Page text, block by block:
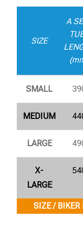
SIZE
A
SMALL
MEDIUM
LARGE
X-
LARGE
SIZE / BIKER